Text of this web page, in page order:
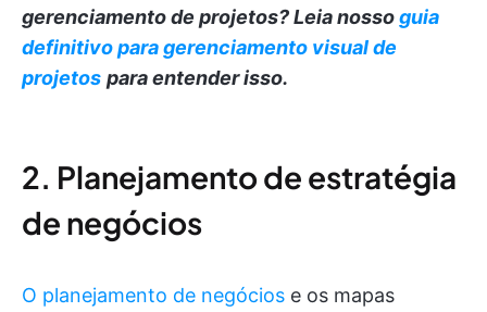
gerenciamento de projetos?Leia nossoguia
definitivo para gerenciamento visual de
projetos para entender isso.
2. Planejamento de estratégia
de negócios
O planejamento de negócios e os mapas